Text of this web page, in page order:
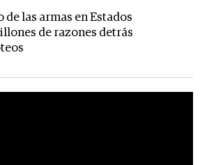
de las armas en Estados
de razones detrás